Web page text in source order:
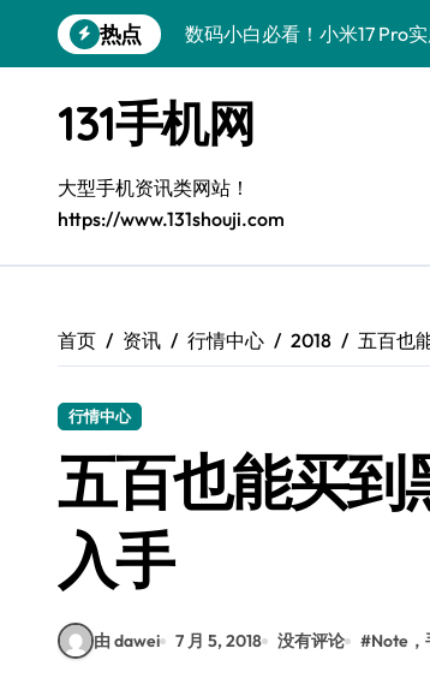
到
热点
数码小白必看！小米17 Pro
数码小白惊了！三星Galaxy
数码小白必看！vivo S50新
数码小白惊了！vivo S50
数码小白必看！小米17 Pro
数码小白惊了！三星Z Fold7
131手机网
大型手机资讯类网站！
https://www.131shouji.com
首页 资讯 行情中心 2018 五百也
行情中心
五百也能买到
入手
由 dawei 7 月 5, 2018 没有评论 #Note，